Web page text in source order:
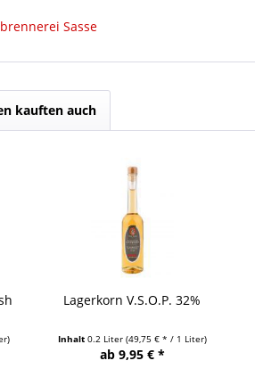
Sasse
kauften auch
Lagerkorn V.S.O.P. 32%
Inhalt 0.2 Liter (49,75 € * / 1 Liter)
ab 9,95 € *